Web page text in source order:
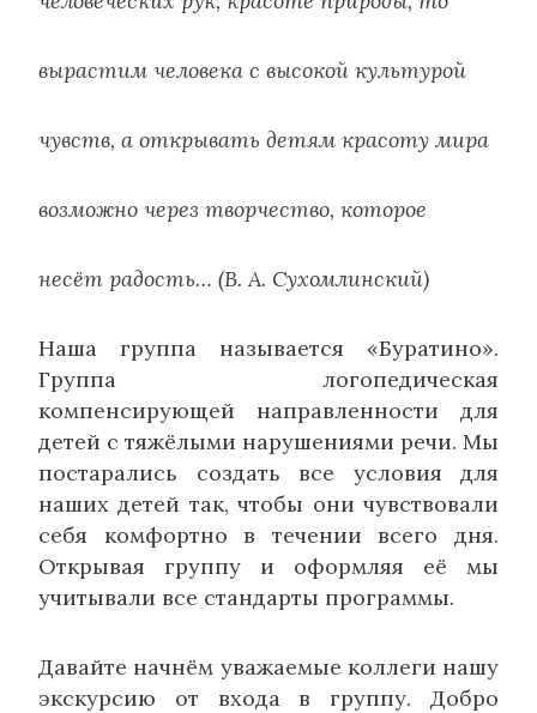
вырастим человека с высокой культурой
чувств, а открывать детям красоту мира
возможно через творчество, которое
несёт радость… (В. А. Сухомлинский)
Наша группа называется «Буратино».
Группа логопедическая
компенсирующей направленности для
детей с тяжёлыми нарушениями речи. Мы
постарались создать все условия для
наших детей так, чтобы они чувствовали
себя комфортно в течении всего дня.
Открывая группу и оформляя её мы
учитывали все стандарты программы.
Давайте начнём уважаемые коллеги нашу
экскурсию от входа в группу. Добро